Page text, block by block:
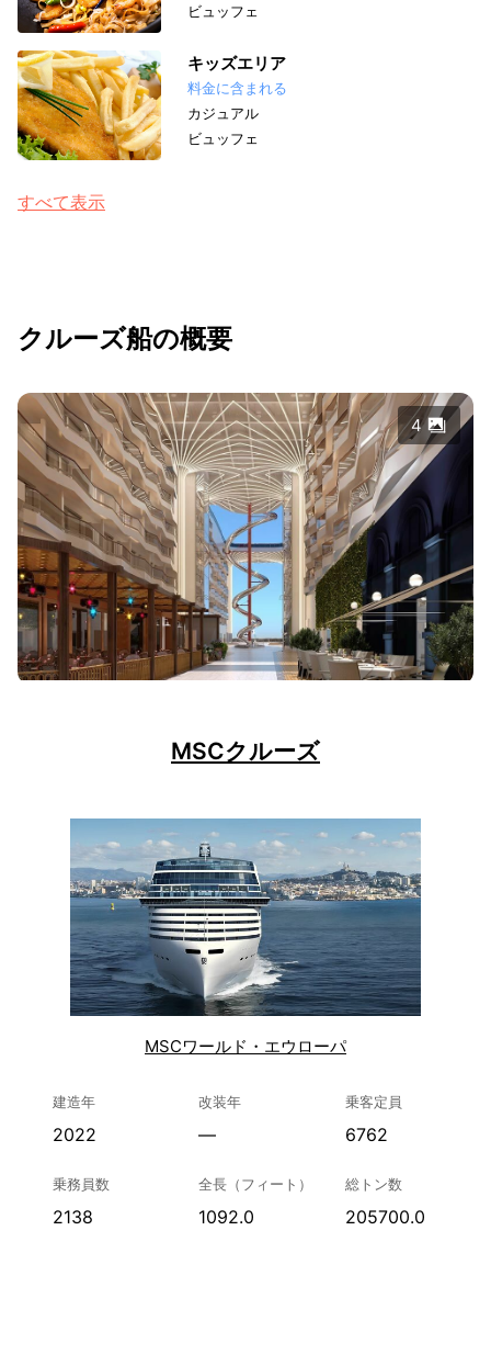
ビュッフェ
キッズエリア
料金に含まれる
カジュアル
ビュッフェ
すべて表示
クルーズ船の概要
4
MSCクルーズ
MSCワールド・エウローパ
建造年
2022
改装年
—
乗客定員
6762
乗務員数
2138
全長（フィート）
1092.0
総トン数
205700.0